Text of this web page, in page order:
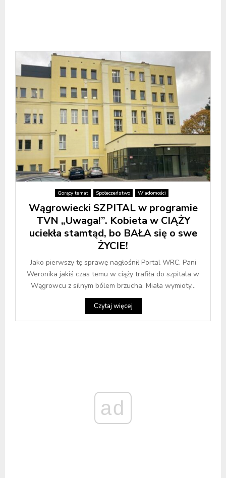
Gorący temat Społeczeństwo Wiadomości
Wągrowiecki SZPITAL w programie
TVN „Uwaga!”. Kobieta w CIĄŻY
uciekła stamtąd, bo BAŁA się o swe
ŻYCIE!
Jako pierwszy tę sprawę nagłośnił Portal WRC. Pani
Weronika jakiś czas temu w ciąży trafiła do szpitala w
Wągrowcu z silnym bólem brzucha. Miała wymioty...
Czytaj więcej
ad